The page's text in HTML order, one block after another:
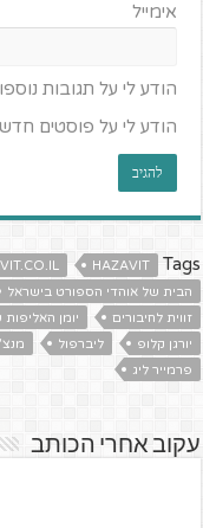
אימייל
הודע לי על תגובות
הודע לי על פוסטים
Tags
HAZAVIT
הבית של אוהדי הספורט בישראל
זווית לחיבורים
יומן
יורגן קלופ
ליברפול
פרמייר ליג
עקוב אחרי הכותב